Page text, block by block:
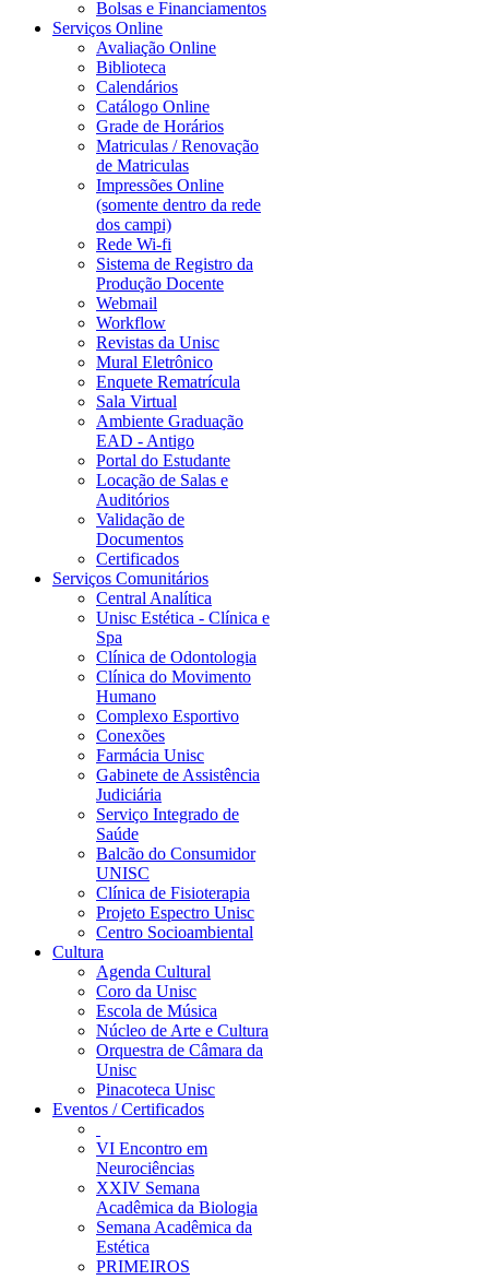
Bolsas e Financiamentos
Serviços Online
Avaliação Online
Biblioteca
Calendários
Catálogo Online
Grade de Horários
Matriculas / Renovação
de Matriculas
Impressões Online
(somente dentro da rede
dos campi)
Rede Wi-fi
Sistema de Registro da
Produção Docente
Webmail
Workflow
Revistas da Unisc
Mural Eletrônico
Enquete Rematrícula
Sala Virtual
Ambiente Graduação
EAD - Antigo
Portal do Estudante
Locação de Salas e
Auditórios
Validação de
Documentos
Certificados
Serviços Comunitários
Central Analítica
Unisc Estética - Clínica e
Spa
Clínica de Odontologia
Clínica do Movimento
Humano
Complexo Esportivo
Conexões
Farmácia Unisc
Gabinete de Assistência
Judiciária
Serviço Integrado de
Saúde
Balcão do Consumidor
UNISC
Clínica de Fisioterapia
Projeto Espectro Unisc
Centro Socioambiental
Cultura
Agenda Cultural
Coro da Unisc
Escola de Música
Núcleo de Arte e Cultura
Orquestra de Câmara da
Unisc
Pinacoteca Unisc
Eventos / Certificados
VI Encontro em
Neurociências
XXIV Semana
Acadêmica da Biologia
Semana Acadêmica da
Estética
PRIMEIROS